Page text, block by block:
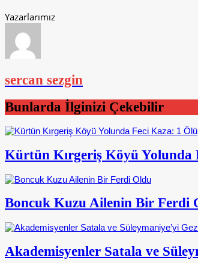
Yazarlarımız
sercan sezgin
Bunlarda İlginizi Çekebilir
Kürtün Kırgeriş Köyü Yolunda
Boncuk Kuzu Ailenin Bir Ferdi
Akademisyenler Satala ve